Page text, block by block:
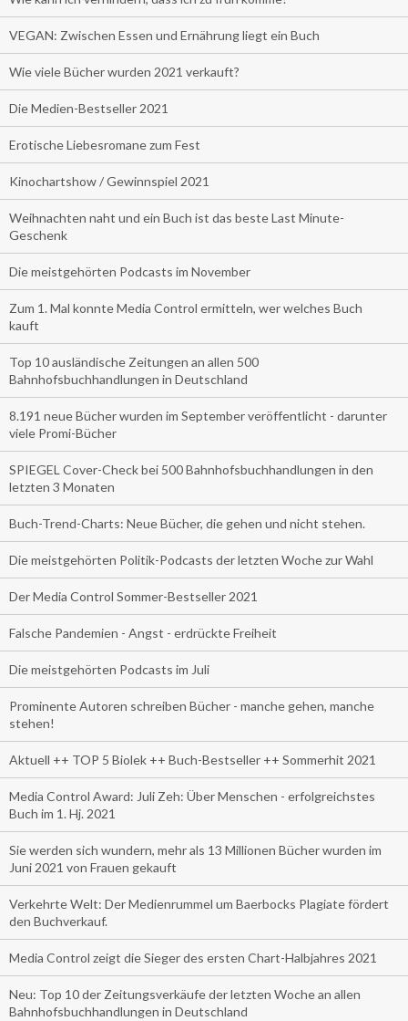
VEGAN: Zwischen Essen und Ernährung liegt ein Buch
Wie viele Bücher wurden 2021 verkauft?
Die Medien-Bestseller 2021
Erotische Liebesromane zum Fest
Kinochartshow / Gewinnspiel 2021
Weihnachten naht und ein Buch ist das beste Last Minute-
Geschenk
Die meistgehörten Podcasts im November
Zum 1. Mal konnte Media Control ermitteln, wer welches Buch
kauft
Top 10 ausländische Zeitungen an allen 500
Bahnhofsbuchhandlungen in Deutschland
8.191 neue Bücher wurden im September veröffentlicht - darunter
viele Promi-Bücher
SPIEGEL Cover-Check bei 500 Bahnhofsbuchhandlungen in den
letzten 3 Monaten
Buch-Trend-Charts: Neue Bücher, die gehen und nicht stehen.
Die meistgehörten Politik-Podcasts der letzten Woche zur Wahl
Der Media Control Sommer-Bestseller 2021
Falsche Pandemien - Angst - erdrückte Freiheit
Die meistgehörten Podcasts im Juli
Prominente Autoren schreiben Bücher - manche gehen, manche
stehen!
Aktuell ++ TOP 5 Biolek ++ Buch-Bestseller ++ Sommerhit 2021
Media Control Award: Juli Zeh: Über Menschen - erfolgreichstes
Buch im 1. Hj. 2021
Sie werden sich wundern, mehr als 13 Millionen Bücher wurden im
Juni 2021 von Frauen gekauft
Verkehrte Welt: Der Medienrummel um Baerbocks Plagiate fördert
den Buchverkauf.
Media Control zeigt die Sieger des ersten Chart-Halbjahres 2021
Neu: Top 10 der Zeitungsverkäufe der letzten Woche an allen
Bahnhofsbuchhandlungen in Deutschland